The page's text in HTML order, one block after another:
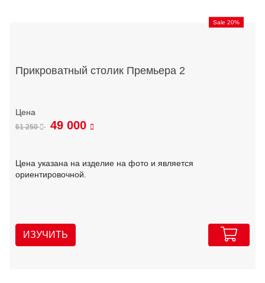
Sale 20%
Прикроватный столик Премьера 2
61 250 49 000
Цена указана на изделие на фото и является
ориентировочной.
ИЗУЧИТЬ